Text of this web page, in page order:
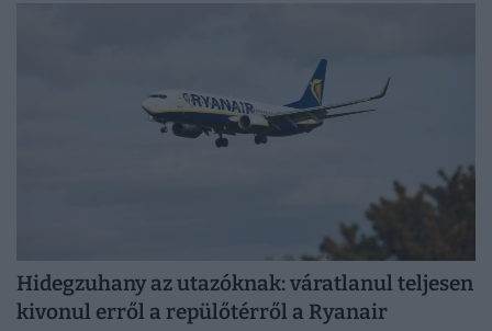
Hidegzuhany az utazóknak: váratlanul teljesen
kivonul erről a repülőtérről a Ryanair